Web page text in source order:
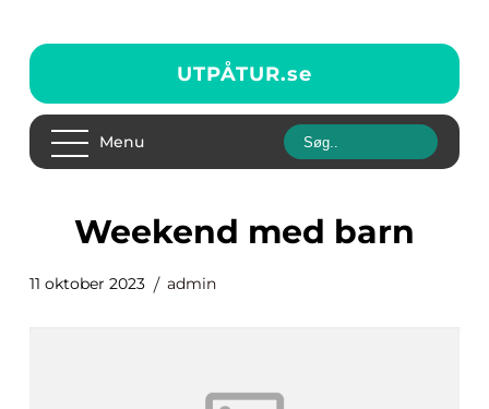
UTPÅTUR.se
Menu
weekend med barn
11 oktober 2023 admin